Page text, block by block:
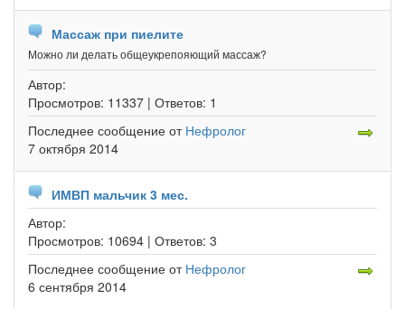
Массаж при пиелите
Можно ли делать общеукрепояющий массаж?
Автор:
Просмотров: 11337 | Ответов: 1
Последнее сообщение от Нефролог
7 октября 2014
ИМВП мальчик 3 мес.
Автор:
Просмотров: 10694 | Ответов: 3
Последнее сообщение от Нефролог
6 сентября 2014